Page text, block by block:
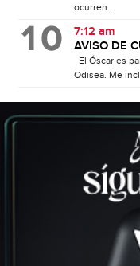
ocurren...
7:12 am
AVISO DE
El Óscar es
Odisea. Me